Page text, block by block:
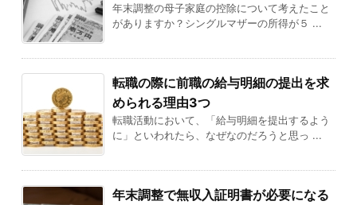
年末調整の母子家庭の控除について考えたこと
がありますか？シングルマザーの所得が５ ...
転職の際に前職の給与明細の提出を求
められる理由3つ
転職活動において、「給与明細を提出するよう
に」といわれたら、なぜなのだろうと思っ ...
年末調整で無収入証明書が必要になる